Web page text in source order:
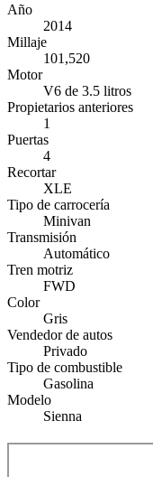
Año
2014
Millaje
101,520
Motor
V6 de 3.5 litros
Propietarios anteriores
1
Puertas
4
Recortar
XLE
Tipo de carrocería
Minivan
Transmisión
Automático
Tren motriz
FWD
Color
Gris
Vendedor de autos
Privado
Tipo de combustible
Gasolina
Modelo
Sienna